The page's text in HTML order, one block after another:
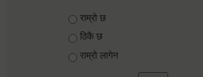
Choices
राम्रो छ
ठिकै छ
राम्रो लागेन